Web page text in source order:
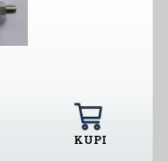
KUPI